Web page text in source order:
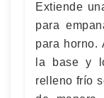
Extiende
para
para horno.
la base y
relleno frío